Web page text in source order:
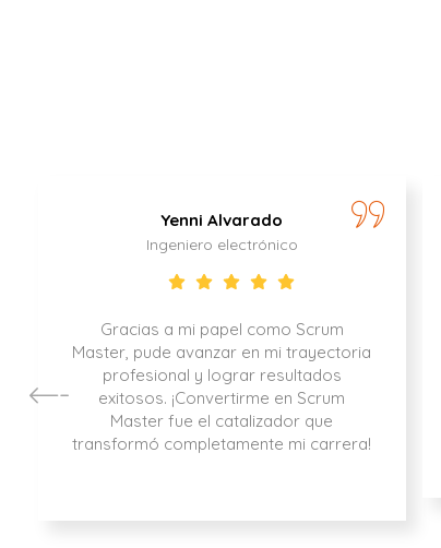
Yenni Alvarado
Ingeniero electrónico
Gracias a mi papel como Scrum
Master, pude avanzar en mi trayectoria
profesional y lograr resultados
exitosos. ¡Convertirme en Scrum
Master fue el catalizador que
transformó completamente mi carrera!